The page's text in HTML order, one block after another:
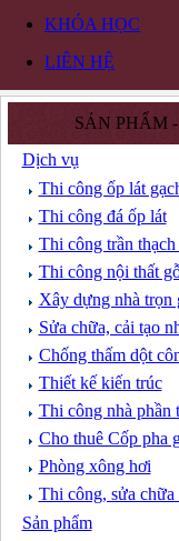
KHÓA HỌC
LIÊN HỆ
SẢN PHẨM
Dịch vụ
Thi công ốp lát
Thi công đá ốp lát
Thi công trần thạch
Thi công nội thất
Xây dựng nhà trọn
Sửa chữa, cải tạo
Chống thấm dột
Thiết kế kiến trúc
Thi công nhà phần
Cho thuê Cốp pha
Phòng xông hơi
Thi công, sửa chữa
Sản phẩm